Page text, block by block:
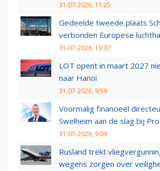
31-07-2026, 11:25
Gedeelde tweede plaats
verbonden Europese
31-07-2026, 10:37
LOT opent in maart 2027
naar Hanoi
31-07-2026, 9:59
Voormalig financieel
Swelheim aan de slag bij
31-07-2026, 9:09
Rusland trekt
wegens zorgen over